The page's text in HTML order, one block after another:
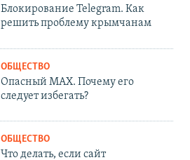
Блокирование Telegram. Как
решить проблему крымчанам
ОБЩЕСТВО
Опасный MAX. Почему его
следует избегать?
ОБЩЕСТВО
Что делать, если сайт